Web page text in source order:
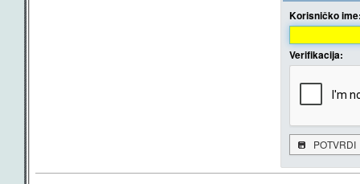
Korisničko
Verifikacija:
POTVRDI